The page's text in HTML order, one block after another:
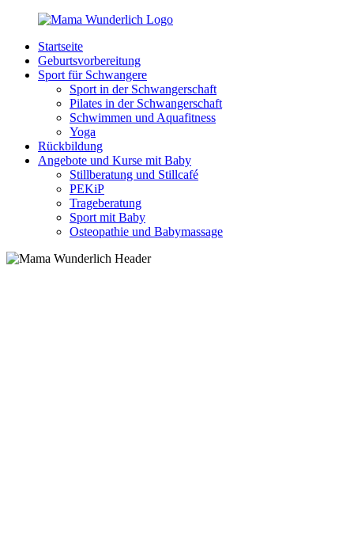
Zurück
Inhalt
MamaWunderlich.de
Mutti
sein
wunderbar!
Startseite
Geburtsvorbereitung
Sport für Schwangere
Sport in der Schwangerschaft
Pilates in der Schwangerschaft
Schwimmen und Aquafitness
Yoga
Rückbildung
Angebote und Kurse mit Baby
Stillberatung und Stillcafé
PEKiP
Trageberatung
Sport mit Baby
Osteopathie und Babymassage